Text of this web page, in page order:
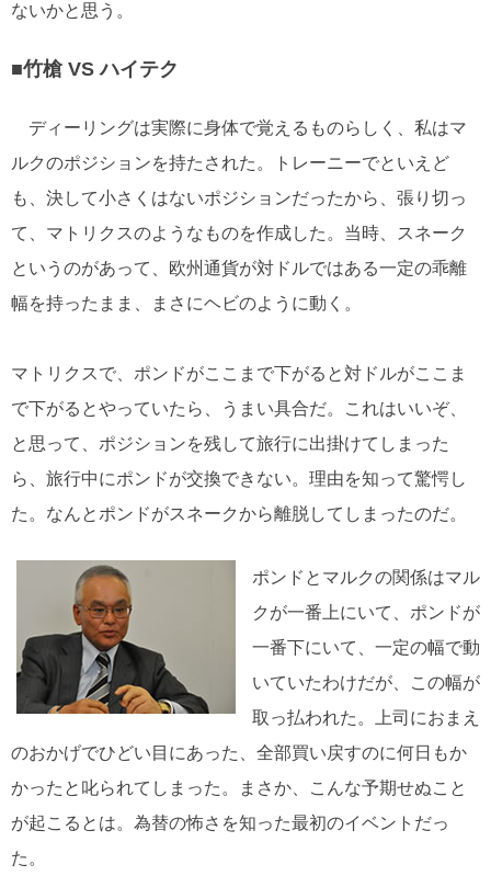
ないかと思う。
■竹槍 VS ハイテク
ディーリングは実際に身体で覚えるものらしく、私はマ
ルクのポジションを持たされた。トレーニーでといえど
も、決して小さくはないポジションだったから、張り切っ
て、マトリクスのようなものを作成した。当時、スネーク
というのがあって、欧州通貨が対ドルではある一定の乖離
幅を持ったまま、まさにヘビのように動く。
マトリクスで、ポンドがここまで下がると対ドルがここま
で下がるとやっていたら、うまい具合だ。これはいいぞ、
と思って、ポジションを残して旅行に出掛けてしまった
ら、旅行中にポンドが交換できない。理由を知って驚愕し
た。なんとポンドがスネークから離脱してしまったのだ。
ポンドとマルクの関係はマル
クが一番上にいて、ポンドが
一番下にいて、一定の幅で動
いていたわけだが、この幅が
取っ払われた。上司におまえ
のおかげでひどい目にあった、全部買い戻すのに何日もか
かったと叱られてしまった。まさか、こんな予期せぬこと
が起こるとは。為替の怖さを知った最初のイベントだっ
た。